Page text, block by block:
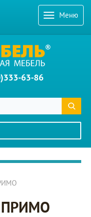
Меню
63-86
ПРИМО